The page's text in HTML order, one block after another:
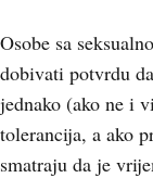
Osobe sa
dobivati potvrdu
jednako (ako ne i
tolerancija, a ako
smatraju da je